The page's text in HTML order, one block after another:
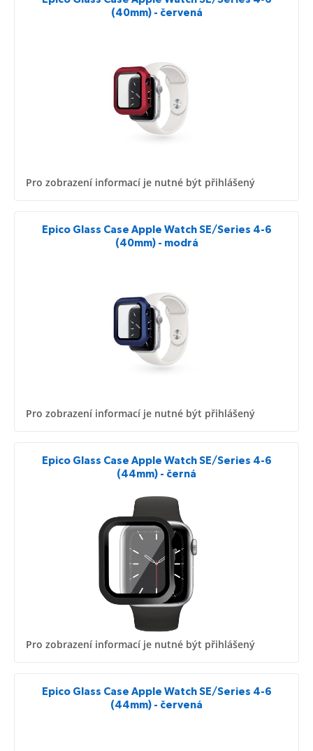
(40mm) - červená
Pro zobrazení informací je nutné být přihlášený
Epico Glass Case Apple Watch SE/Series 4-6
(40mm) - modrá
Pro zobrazení informací je nutné být přihlášený
Epico Glass Case Apple Watch SE/Series 4-6
(44mm) - černá
Pro zobrazení informací je nutné být přihlášený
Epico Glass Case Apple Watch SE/Series 4-6
(44mm) - červená